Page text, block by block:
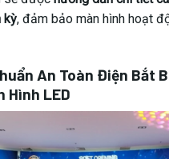
kỳ, đảm bảo màn hình hoạt
An Toàn Điện Bắt
Hình LED